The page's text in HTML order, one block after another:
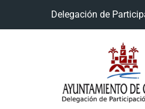
Delegación de